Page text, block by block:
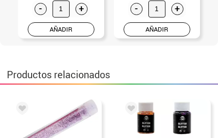
- +
AÑADIR
- +
AÑADIR
Productos relacionados